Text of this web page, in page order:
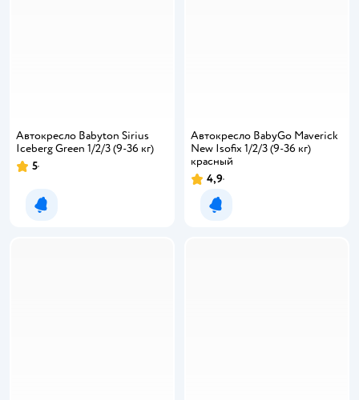
Автокресло Babyton Sirius
Iceberg Green 1/2/3 (9-36 кг)
5
Уведомить о появлении
Автокресло BabyGo Maverick
New Isofix 1/2/3 (9-36 кг)
красный
4,9
Уведомить о появлении